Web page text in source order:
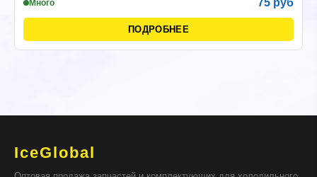
Много 75 руб
ПОДРОБНЕЕ
IceGlobal